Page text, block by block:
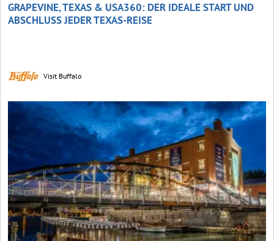
GRAPEVINE, TEXAS & USA360: DER IDEALE START UND
ABSCHLUSS JEDER TEXAS-REISE
Visit Buffalo